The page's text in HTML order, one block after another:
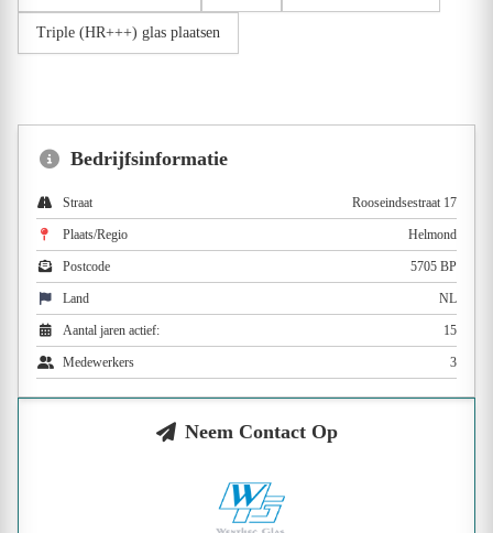
Triple (HR+++) glas plaatsen
Bedrijfsinformatie
Straat Rooseindsestraat 17
Plaats/Regio Helmond
Postcode 5705 BP
Land NL
Aantal jaren actief: 15
Medewerkers 3
Neem Contact Op